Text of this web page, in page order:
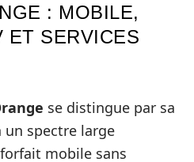
: MOBILE,
ET SERVICES
se distingue par sa
un spectre large
mobile sans